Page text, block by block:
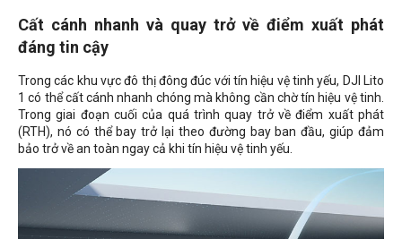
Cất cánh nhanh và quay trở về điểm xuất phát
đáng tin cậy
Trong các khu vực đô thị đông đúc với tín hiệu vệ tinh yếu, DJI Lito
1 có thể cất cánh nhanh chóng mà không cần chờ tín hiệu vệ tinh.
Trong giai đoạn cuối của quá trình quay trở về điểm xuất phát
(RTH), nó có thể bay trở lại theo đường bay ban đầu, giúp đảm
bảo trở về an toàn ngay cả khi tín hiệu vệ tinh yếu.